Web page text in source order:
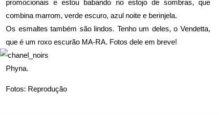
promocionais e estou babando no estojo de sombras, que
combina marrom, verde escuro, azul noite e berinjela.
Os esmaltes também são lindos. Tenho um deles, o Vendetta,
que é um roxo escurão MA-RA. Fotos dele em breve!
Phyna.
Fotos: Reprodução